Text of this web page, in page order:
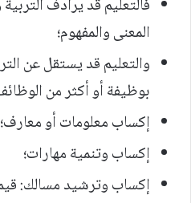
فالتعليم قد يرادف
المعنى والمفهوم؛
والتعليم قد يستقل عن
بوظيفة أو أكثر من
إكساب معلومات أو معارف؛
إكساب وتنمية مهارات؛
إكساب وترشيد مسالك: